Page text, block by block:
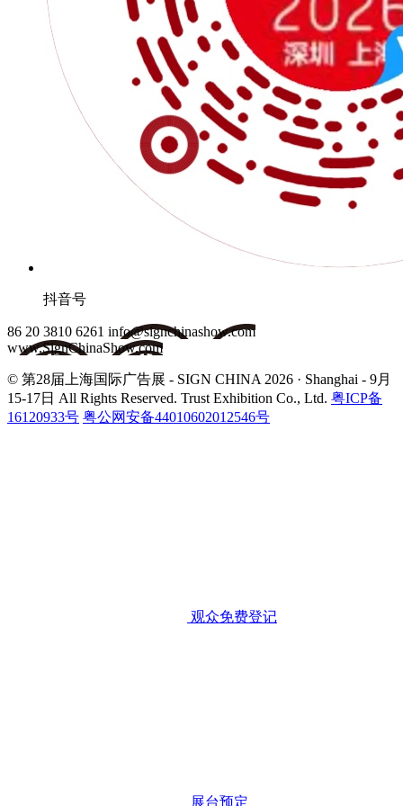
抖音号
86 20 3810 6261 info@signchinashow.com
www.SignChinaShow.com
© 第28届上海国际广告展 - SIGN CHINA 2026 · Shanghai - 9月
15-17日 All Rights Reserved. Trust Exhibition Co., Ltd. 粤ICP备
16120933号 粤公网安备44010602012546号
观众免费登记
展台预定